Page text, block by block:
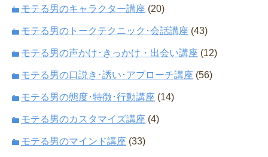
モテる男のキャラクター講座 (20)
モテる男のトークテクニック･会話講座 (43)
モテる男の声かけ･きっかけ・出会い講座 (12)
モテる男の口説き･誘い･アプローチ講座 (56)
モテる男の態度･特徴･行動講座 (14)
モテる男のカスタマイズ講座 (4)
モテる男のマインド講座 (33)